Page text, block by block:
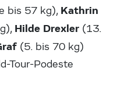
bis 57 kg), Kathrin
Hilde Drexler (13.
(5. bis 70 kg)
Tour-Podeste